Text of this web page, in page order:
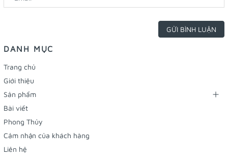
GỬI BÌNH LUẬN
DANH MỤC
Trang chủ
Giới thiệu
Sản phẩm
Bài viết
Phong Thủy
Cảm nhận của khách hàng
Liên hệ